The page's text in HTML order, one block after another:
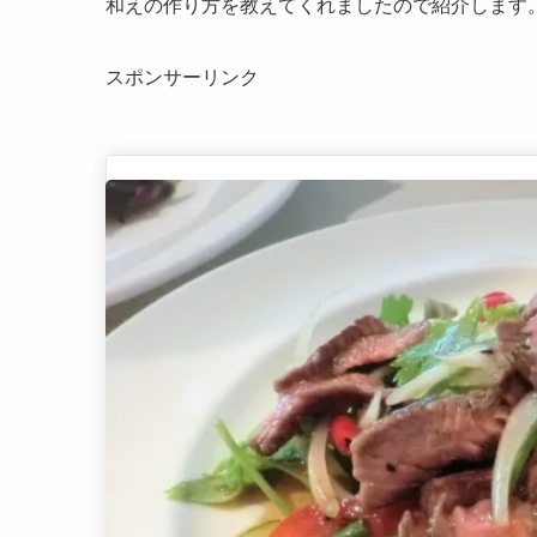
和えの作り方を教えてくれましたので紹介します
スポンサーリンク